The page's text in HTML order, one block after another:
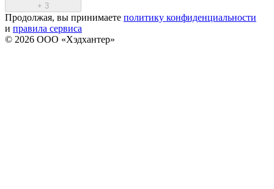
+ 3
Продолжая, вы принимаете политику конфиденциальности
и правила сервиса
© 2026 ООО «Хэдхантер»